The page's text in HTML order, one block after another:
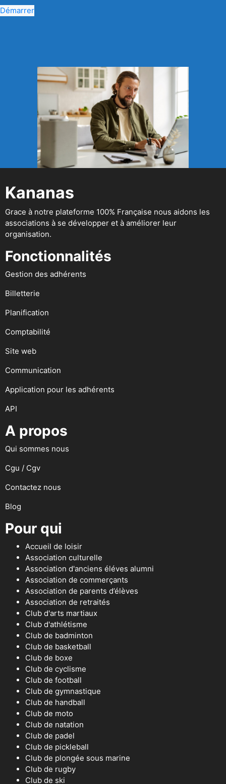
Démarrer
Kananas
Grace à notre plateforme 100% Française nous aidons les
associations à se développer et à améliorer leur
organisation.
Fonctionnalités
Gestion des adhérents
Billetterie
Planification
Comptabilité
Site web
Communication
Application pour les adhérents
API
A propos
Qui sommes nous
Cgu / Cgv
Contactez nous
Blog
Pour qui
Accueil de loisir
Association culturelle
Association d'anciens éléves alumni
Association de commerçants
Association de parents d’élèves
Association de retraités
Club d'arts martiaux
Club d'athlétisme
Club de badminton
Club de basketball
Club de boxe
Club de cyclisme
Club de football
Club de gymnastique
Club de handball
Club de moto
Club de natation
Club de padel
Club de pickleball
Club de plongée sous marine
Club de rugby
Club de ski